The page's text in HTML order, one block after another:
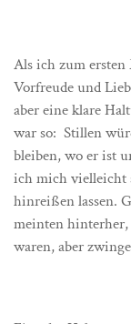
Als ich zum
Vorfreude und
aber eine klare
war so: Stillen
bleiben, wo er ist
ich mich vielleicht
hinreißen lassen.
meinten hinterher,
waren, aber